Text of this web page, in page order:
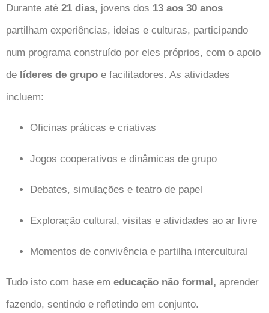
Durante até 21 dias, jovens dos 13 aos 30 anos
partilham experiências, ideias e culturas, participando
num programa construído por eles próprios, com o apoio
de líderes de grupo e facilitadores. As atividades
incluem:
Oficinas práticas e criativas
Jogos cooperativos e dinâmicas de grupo
Debates, simulações e teatro de papel
Exploração cultural, visitas e atividades ao ar livre
Momentos de convivência e partilha intercultural
Tudo isto com base em educação não formal, aprender
fazendo, sentindo e refletindo em conjunto.